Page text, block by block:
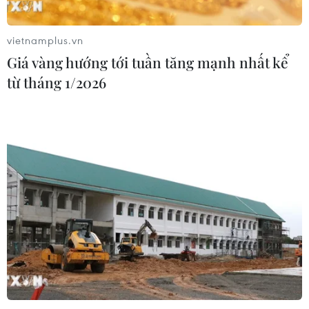
kho hàng của nền tảng bán lẻ lớn tại
Nga
03/08/2026 15:02
Lãnh đạo EU kêu gọi 'hành động
Xem thêm
CƠ QUAN CHỦ QUẢN: THÔNG TẤN XÃ VIỆT NAM
vietnamplus.vn
Giá vàng hướng tới tuần tăng mạnh nhất kể
từ tháng 1/2026